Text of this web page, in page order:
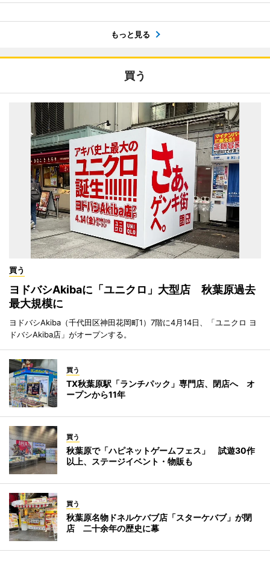
もっと見る
買う
買う
ヨドバシAkibaに「ユニクロ」大型店 秋葉原過去
最大規模に
ヨドバシAkiba（千代田区神田花岡町1）7階に4月14日、「ユニクロ ヨ
ドバシAkiba店」がオープンする。
買う
TX秋葉原駅「ランチパック」専門店、閉店へ オ
ープンから11年
買う
秋葉原で「ハピネットゲームフェス」 試遊30作
以上、ステージイベント・物販も
買う
秋葉原名物ドネルケバブ店「スターケバブ」が閉
店 二十余年の歴史に幕